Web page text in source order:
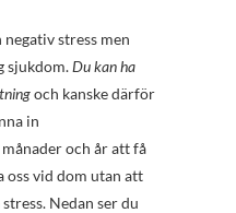
stress men
sjukdom.Du kan ha
och kanske därför
in
och år att få
oss vid dom utan att
Nedan ser du